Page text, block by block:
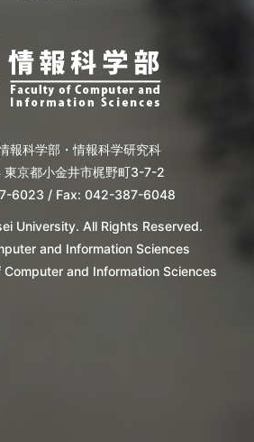
報科学部・情報科学研究科
京都小金井市梶野町3-7-2
6023 / Fax: 042-387-6048
University. All Rights Reserved.
and Information Sciences
and Information Sciences